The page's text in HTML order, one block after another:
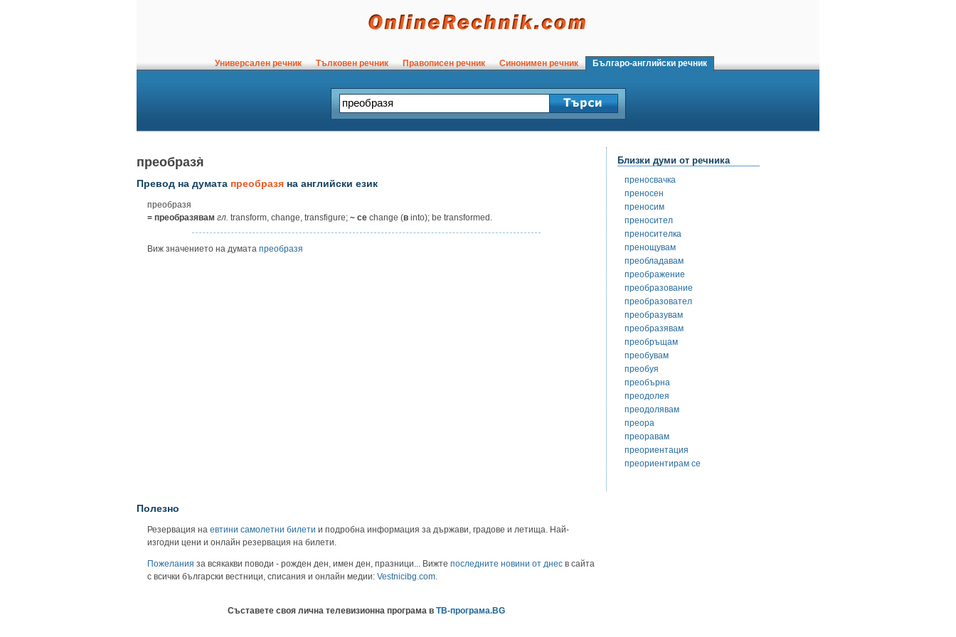
Универсален речник Тълковен речник Правописен речник Синонимен речник Българо-английски речник
преобразя̀
Превод на думата преобразя на английски език
преобразя
= преобразявам гл. transform, change, transfigure; ~ се change (в into); be transformed.
Виж значението на думата преобразя
Полезно
Резервация на евтини самолетни билети и подробна информация за държави, градове и летища. Най-
изгодни цени и онлайн резервация на билети.
Пожелания за всякакви поводи - рожден ден, имен ден, празници... Вижте последните новини от днес в сайта
с всички български вестници, списания и онлайн медии: Vestnicibg.com
Съставете своя лична телевизионна програма в ТВ-програма.BG
Близки думи от речника
преносвачка
преносен
преносим
преносител
преносителка
пренощувам
преобладавам
преображение
преобразование
преобразовател
преобразувам
преобразявам
преобръщам
преобувам
преобуя
преобърна
преодолея
преодолявам
преора
преоравам
преориентация
преориентирам се